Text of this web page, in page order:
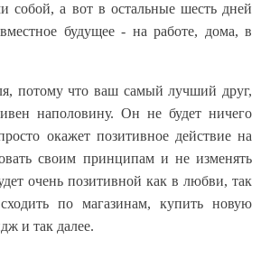
собой, а вот в остальные шесть дней
будущее - на работе, дома, в
потому что ваш самый лучший друг,
наполовину. Он не будет ничего
окажет позитивное действие на
своим принципам и не изменять
очень позитивной как в любви, так
по магазинам, купить новую
и так далее.